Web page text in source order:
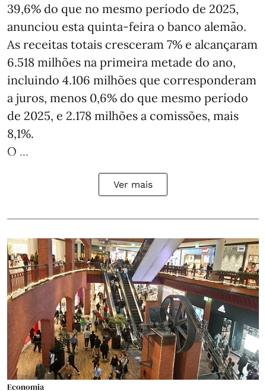
39,6% do que no mesmo período de 2025,
anunciou esta quinta-feira o banco alemão.
As receitas totais cresceram 7% e alcançaram
6.518 milhões na primeira metade do ano,
incluindo 4.106 milhões que corresponderam
a juros, menos 0,6% do que mesmo período
de 2025, e 2.178 milhões a comissões, mais
8,1%.
O ...
Ver mais
Economia